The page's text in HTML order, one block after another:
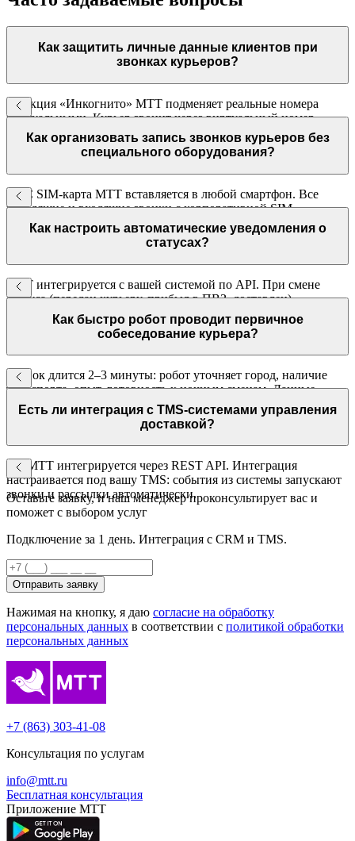
Как защитить личные данные клиентов при
звонках курьеров?
Функция «Инкогнито» МТТ подменяет реальные номера
виртуальными. Курьер звонит через виртуальный номер —
клиент видит его и не получает личный контакт курьера.
Как организовать запись звонков курьеров без
специального оборудования?
FMC SIM-карта МТТ вставляется в любой смартфон. Все
исходящие и входящие звонки с корпоративной SIM
автоматически записываются и хранятся в личном кабинете.
Как настроить автоматические уведомления о
статусах?
МТТ интегрируется с вашей системой по API. При смене
статуса (передан курьеру, прибыл в ПВЗ, доставлен)
автоматически запускается уведомление — голос или SMS.
Как быстро робот проводит первичное
собеседование курьера?
Звонок длится 2–3 минуты: робот уточняет город, наличие
транспорта, опыт, готовность к ночным сменам. Данные
передаются в HR-базу. Кандидат получает ответ немедленно.
Есть ли интеграция с TMS-системами управления
доставкой?
Да, МТТ интегрируется через REST API. Интеграция
настраивается под вашу TMS: события из системы запускают
звонки и рассылки автоматически.
Оставьте заявку, и наш менеджер проконсультирует вас и
поможет с выбором услуг
Подключение за 1 день. Интеграция с CRM и TMS.
Отправить заявку
Нажимая на кнопку, я даю согласие на обработку
персональных данных в соответствии с политикой обработки
персональных данных
+7 (863) 303-41-08
Консультация по услугам
info@mtt.ru
Бесплатная консультация
Приложение МТТ